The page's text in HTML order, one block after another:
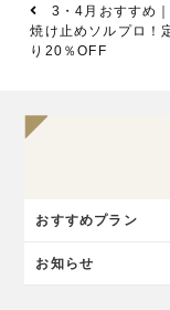
3・4月おすすめ
焼け止めソルプロ！
り20％OFF
おすすめプラン
お知らせ